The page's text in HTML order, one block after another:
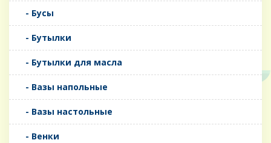
- Бусы
- Бутылки
- Бутылки для масла
- Вазы напольные
- Вазы настольные
- Венки